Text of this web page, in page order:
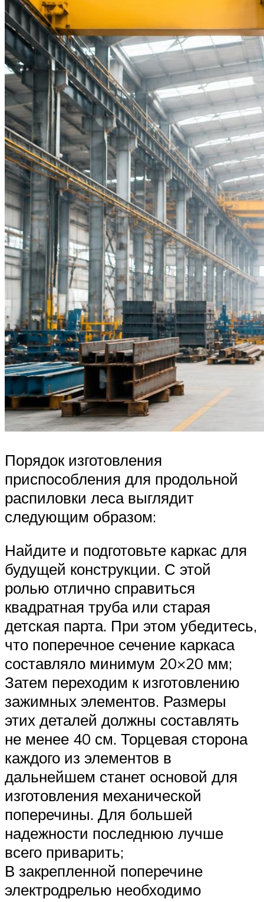
Порядок изготовления
приспособления для продольной
распиловки леса выглядит
следующим образом:
Найдите и подготовьте каркас для
будущей конструкции. С этой
ролью отлично справиться
квадратная труба или старая
детская парта. При этом убедитесь,
что поперечное сечение каркаса
составляло минимум 20×20 мм;
Затем переходим к изготовлению
зажимных элементов. Размеры
этих деталей должны составлять
не менее 40 см. Торцевая сторона
каждого из элементов в
дальнейшем станет основой для
изготовления механической
поперечины. Для большей
надежности последнюю лучше
всего приварить;
В закрепленной поперечине
электродрелью необходимо